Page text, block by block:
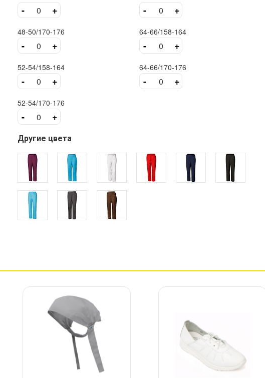
- +
48-50/170-176
- +
52-54/158-164
- +
52-54/170-176
- +
- +
64-66/158-164
- +
64-66/170-176
- +
Другие цвета